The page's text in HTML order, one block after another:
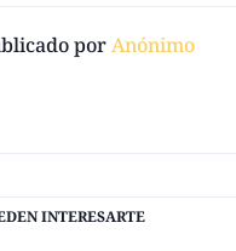
porAnónimo
INTERESARTE